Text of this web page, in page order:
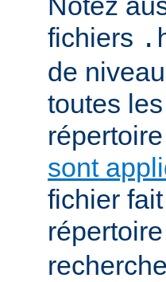
fichiers
de
toutes
sont
fichier
répertoire